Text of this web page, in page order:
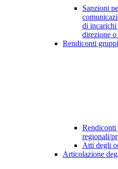
Sanzioni
di
direzione
Rendiconti
Rendiconti
regionali/
Atti degli
Articolazione